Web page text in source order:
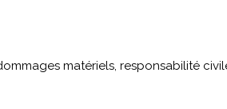
matériels, responsabilité